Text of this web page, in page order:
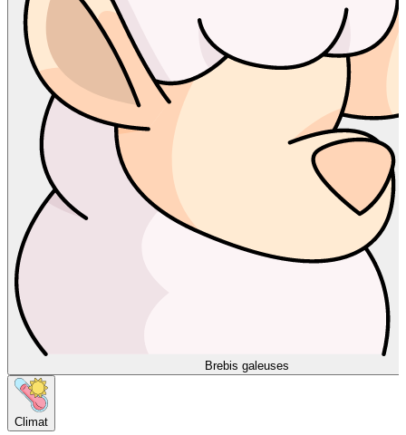
Brebis galeuses
Climat